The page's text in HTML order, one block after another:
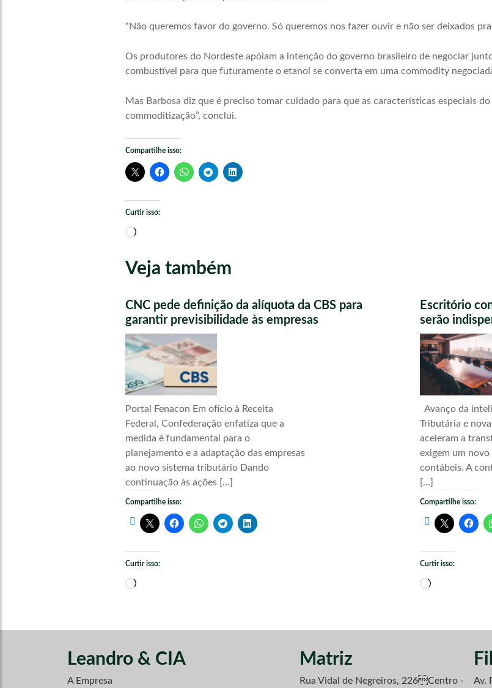
“Não queremos favor do governo. Só queremos nos fazer ouvir e não ser deixados
Os produtores do Nordeste apóiam a intenção do governo brasileiro de negociar
combustível para que futuramente o etanol se converta em uma commodity
Mas Barbosa diz que é preciso tomar cuidado para que as características especiais
commoditização”, conclui.
Compartilhe isso:
Curtir isso:
Carregando...
Veja também
CNC pede definição da alíquota da CBS para
garantir previsibilidade às empresas
Portal Fenacon Em ofício à Receita
Federal, Confederação enfatiza que a
medida é fundamental para o
planejamento e a adaptação das empresas
ao novo sistema tributário Dando
continuação às ações […]
Compartilhe isso:
Curtir isso:
Carregando...
Escritório
serão
Avanço da
Tributária e
aceleram a
exigem um
contábeis. A
[…]
Compartilhe isso:
Curtir isso:
Carregando...
Leandro & CIA
A Empresa
Matriz
Rua Vidal de Negreiros, 226Centro - Av.